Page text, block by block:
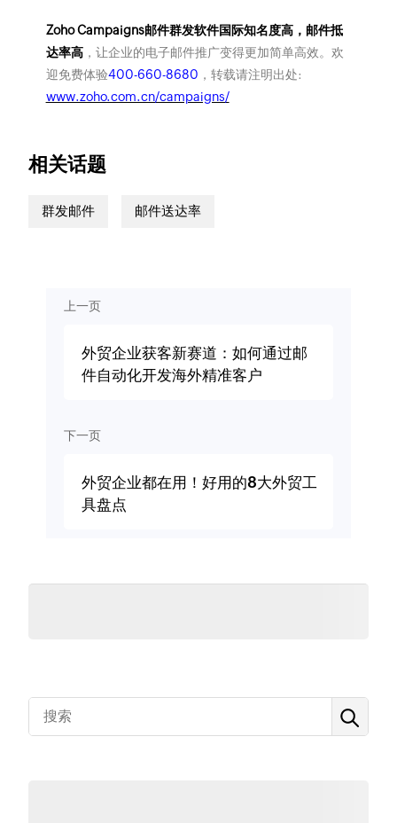
Zoho Campaigns邮件群发软件国际知名度高，邮件抵
达率高，让企业的电子邮件推广变得更加简单高效。欢
迎免费体验400-660-8680 ，转载请注明出处:
www.zoho.com.cn/campaigns/
相关话题
群发邮件 邮件送达率
上一页
外贸企业获客新赛道：如何通过邮
件自动化开发海外精准客户
下一页
外贸企业都在用！好用的8大外贸工
具盘点